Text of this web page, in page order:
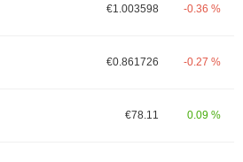
€1.003598 -0.36 %
€0.861726 -0.27 %
€78.11 0.09 %